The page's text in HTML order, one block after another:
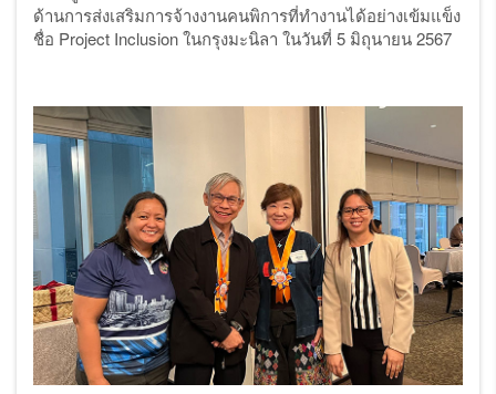
ด้านการส่งเสริมการจ้างงานคนพิการที่ทำงานได้อย่างเข้มแข็ง
ชื่อ Project Inclusion ในกรุงมะนิลา ในวันที่ 5 มิถุนายน 2567